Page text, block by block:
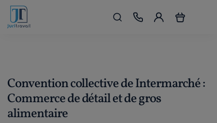
Convention collective de Intermarché :
Commerce de détail et de gros
alimentaire